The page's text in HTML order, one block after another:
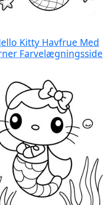
Kitty Havfrue Med
Farvelægningsside